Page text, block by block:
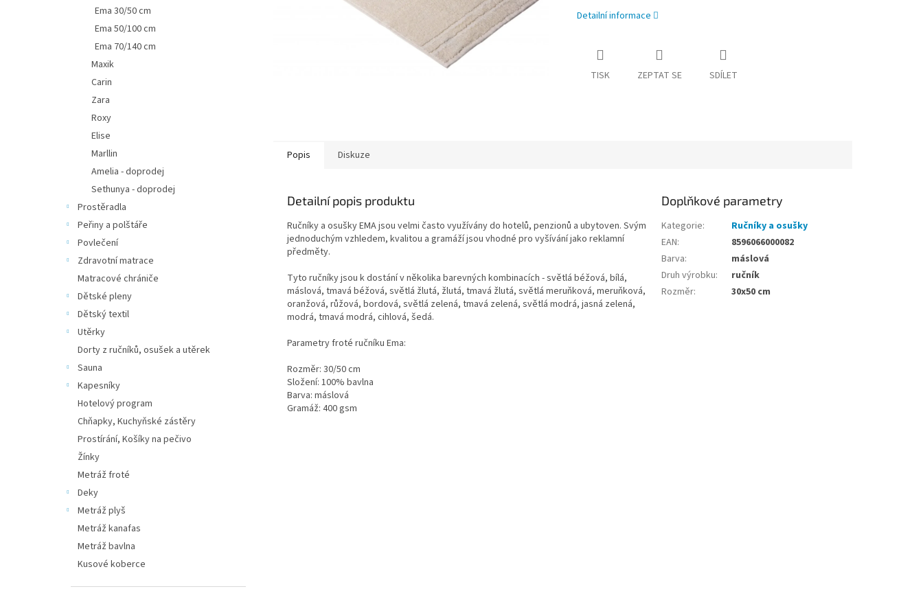
Ema 30/50 cm
Ema 50/100 cm
Ema 70/140 cm
Maxik
Carin
Zara
Roxy
Elise
Marllin
Amelia - doprodej
Sethunya - doprodej
Prostěradla
Peřiny a polštáře
Povlečení
Zdravotní matrace
Matracové chrániče
Dětské pleny
Dětský textil
Utěrky
Dorty z ručníků, osušek a utěrek
Sauna
Kapesníky
Hotelový program
Chňapky, Kuchyňské zástěry
Prostírání, Košíky na pečivo
Žínky
Metráž froté
Deky
Metráž plyš
Metráž kanafas
Metráž bavlna
Kusové koberce
Detailní informace
TISK ZEPTAT SE SDÍLET
Popis Diskuze
Detailní popis produktu
Ručníky a osušky EMA jsou velmi často využívány do hotelů, penzionů a ubytoven. Svým
jednoduchým vzhledem, kvalitou a gramáží jsou vhodné pro vyšívání jako reklamní
předměty.
Tyto ručníky jsou k dostání v několika barevných kombinacích - světlá béžová, bílá,
máslová, tmavá béžová, světlá žlutá, žlutá, tmavá žlutá, světlá meruňková, meruňková,
oranžová, růžová, bordová, světlá zelená, tmavá zelená, světlá modrá, jasná zelená,
modrá, tmavá modrá, cihlová, šedá.
Parametry froté ručníku Ema:
Rozměr: 30/50 cm
Složení: 100% bavlna
Barva: máslová
Gramáž: 400 gsm
Doplňkové parametry
Kategorie:
Ručníky a osušky
EAN:
8596066000082
Barva:
máslová
Druh výrobku:
ručník
Rozměr: 30x50 cm